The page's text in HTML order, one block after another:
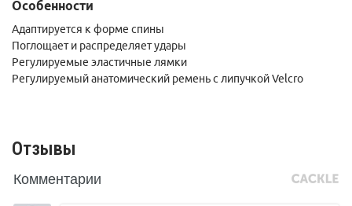
Особенности
Адаптируется к форме спины
Поглощает и распределяет удары
Регулируемые эластичные лямки
Регулируемый анатомический ремень с липучкой Velcro
Отзывы
Комментарии